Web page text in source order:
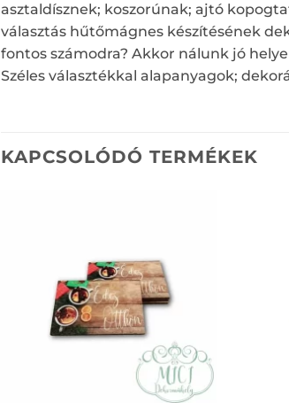
asztaldísznek; koszorúnak; ajtó
választás hűtőmágnes készítésének
fontos számodra? Akkor nálunk jó
Széles választékkal alapanyagok;
KAPCSOLÓDÓ TERMÉKEK